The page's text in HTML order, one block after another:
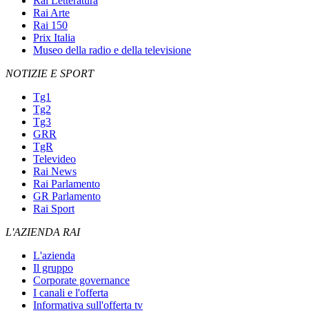
Rai Arte
Rai 150
Prix Italia
Museo della radio e della televisione
NOTIZIE E SPORT
Tg1
Tg2
Tg3
GRR
TgR
Televideo
Rai News
Rai Parlamento
GR Parlamento
Rai Sport
L'AZIENDA RAI
L'azienda
Il gruppo
Corporate governance
I canali e l'offerta
Informativa sull'offerta tv